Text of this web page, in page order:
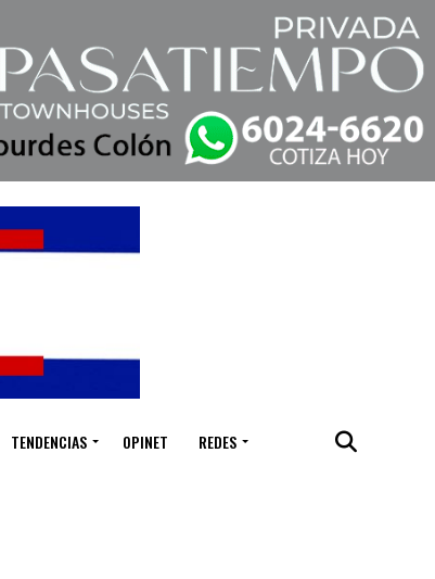
TENDENCIAS OPINET REDES